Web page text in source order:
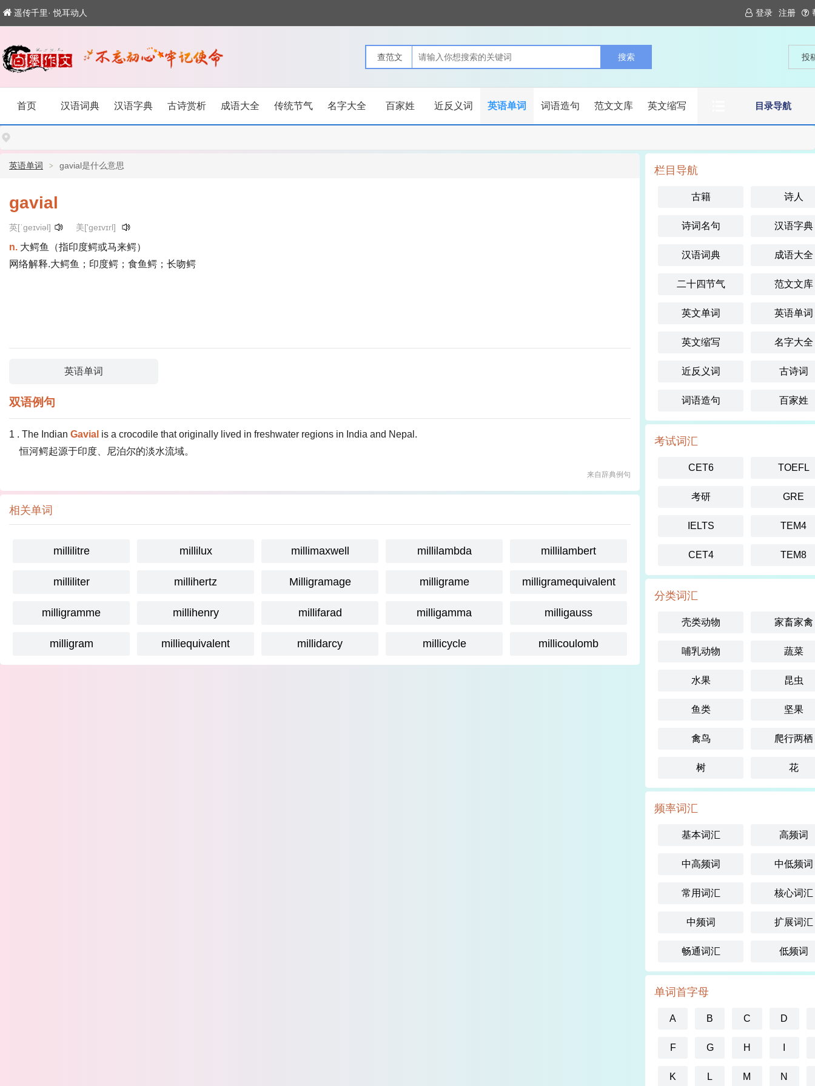
遥传千里· 悦耳动人 登录 注册
投
目录导航
首页 汉语词典 汉语字典 古诗赏析 成语大全 传统节气 名字大全 百家姓 近反义词 英语单词 词语造句 范文文库 英文缩写
英语单词 gavial是什么意思
gavial
英[ˈgeɪviəl] 美['ɡeɪvɪrl]
n. 大鳄鱼（指印度鳄或马来鳄）
网络解释.大鳄鱼；印度鳄；食鱼鳄；长吻鳄
英语单词
双语例句
1 . The Indian Gavial is a crocodile that originally lived in freshwater regions in India and Nepal.
恒河鳄起源于印度、尼泊尔的淡水流域。
来自辞典例句
相关单词
millilitre millilux millimaxwell millilambda millilambert
milliliter millihertz Milligramage milligrame milligramequivalent
milligramme millihenry millifarad milligamma milligauss
milligram milliequivalent millidarcy millicycle millicoulomb
栏目导航
古籍 诗人
诗词名句 汉语字典
汉语词典 成语大全
二十四节气 范文文库
英文单词 英语单词
英文缩写 名字大全
近反义词 古诗词
词语造句 百家姓
考试词汇
CET6 TOEFL
考研 GRE
IELTS TEM4
CET4 TEM8
分类词汇
壳类动物 家畜家禽
哺乳动物 蔬菜
水果 昆虫
鱼类 坚果
禽鸟 爬行两栖
树 花
频率词汇
基本词汇 高频词
中高频词 中低频词
常用词汇 核心词汇
中频词 扩展词汇
畅通词汇 低频词
单词首字母
A B C D
F G H
K L M N